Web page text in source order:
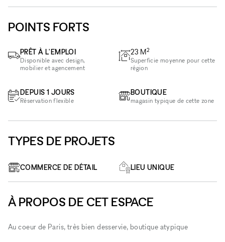
POINTS FORTS
PRÊT À L'EMPLOI
Disponible avec design,
mobilier et agencement
DEPUIS 1 JOURS
Réservation flexible
23 M2
Superficie moyenne pour cette
région
BOUTIQUE
magasin typique de cette zone
TYPES DE PROJETS
COMMERCE DE DÉTAIL LIEU UNIQUE
À PROPOS DE CET ESPACE
Au coeur de Paris, très bien desservie, boutique atypique